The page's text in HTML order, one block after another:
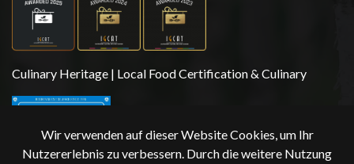
Wir verwenden auf dieser Website Cookies, um Ihr
Nutzererlebnis zu verbessern. Durch die weitere Nutzung
Culinary Heritage | Local Food Certification & Culinary